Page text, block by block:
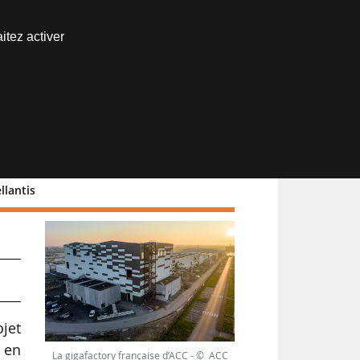
La gigafactory française d’ACC - © ACC
activer